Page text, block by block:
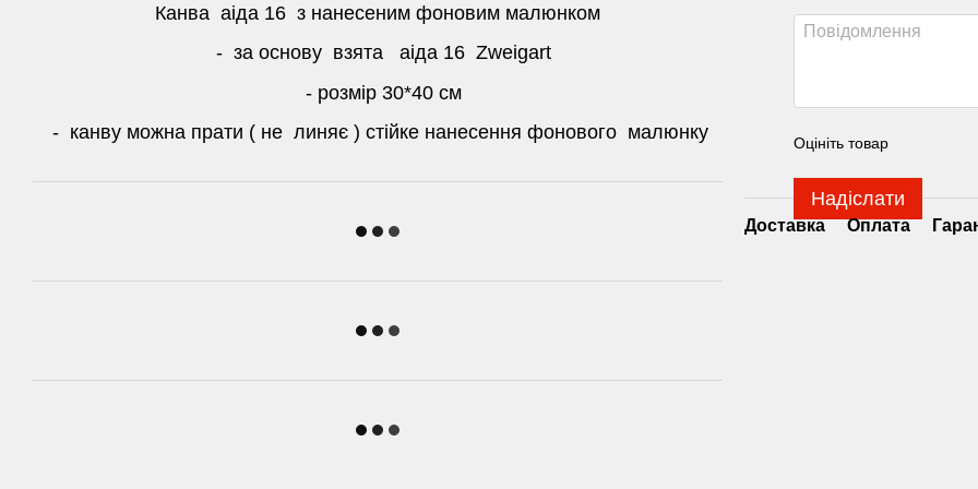
Канва аіда 16 з нанесеним фоновим малюнком
- за основу взята аіда 16 Zweigart
- розмір 30*40 см
- канву можна прати ( не линяє ) стійке нанесення фонового малюнку
Оцініть товар
Надіслати
Доставка Оплата